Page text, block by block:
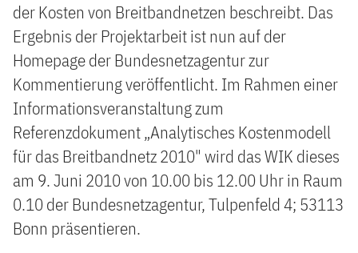
der Kosten von Breitbandnetzen beschreibt. Das
Ergebnis der Projektarbeit ist nun auf der
Homepage der Bundesnetzagentur zur
Kommentierung veröffentlicht. Im Rahmen einer
Informationsveranstaltung zum
Referenzdokument „Analytisches Kostenmodell
für das Breitbandnetz 2010" wird das WIK dieses
am 9. Juni 2010 von 10.00 bis 12.00 Uhr in Raum
0.10 der Bundesnetzagentur, Tulpenfeld 4; 53113
Bonn präsentieren.